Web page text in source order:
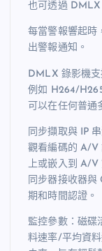
也可透過 DMLX
每當警報響起時
出警報通知。
DMLX 錄影機
例如 H264/
可以在任何普通
同步擷取與 IP
觀看編碼的 A/V
上或嵌入到 A/
同步器接收器與
期和時間認證。
監控參數：磁
料速率/平均資